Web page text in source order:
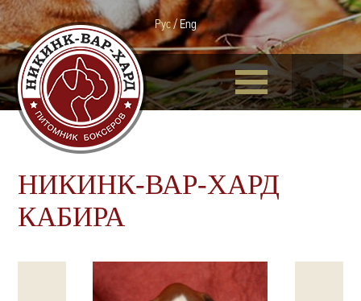
Рус/ Eng
НИКИНК-ВАР-ХАРД
КАБИРА